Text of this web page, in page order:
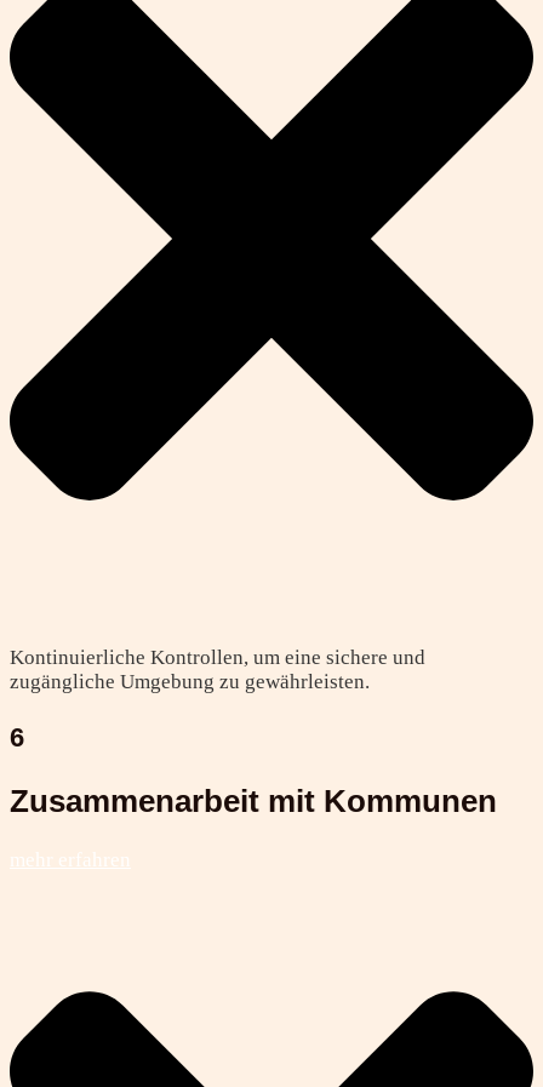
Kontinuierliche Kontrollen, um eine sichere und
zugängliche Umgebung zu gewährleisten.
6
Zusammenarbeit mit Kommunen
mehr erfahren